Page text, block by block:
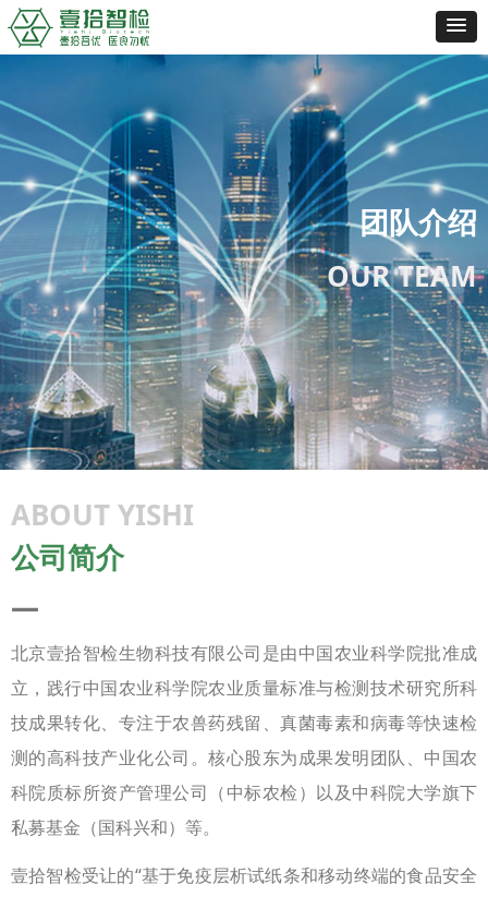
ABOUT YISHI
公司简介
—
北京壹拾智检生物科技有限公司是由中国农业科学院批准成
立，践行中国农业科学院农业质量标准与检测技术研究所科
技成果转化、专注于农兽药残留、真菌毒素和病毒等快速检
测的高科技产业化公司。核心股东为成果发明团队、中国农
科院质标所资产管理公司（中标农检）以及中科院大学旗下
私募基金（国科兴和）等。
壹拾智检受让的“基于免疫层析试纸条和移动终端的食品安全
团队介绍
OUR TEAM